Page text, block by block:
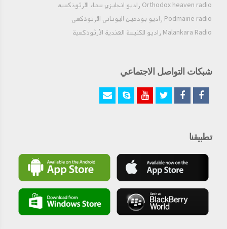
Orthodox heaven radio راديو انجليزي سماء الارثوذكسيه
Podmaine radio راديو بودمين اليوناني الارثوذكسي
Malankara Radio راديو للكنيسة الهندية الأرثوذكسية
شبكات التواصل الاجتماعي
تطبيقنا